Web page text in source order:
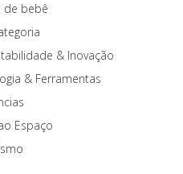
de bebê
& Inovação
& Ferramentas
Espaço